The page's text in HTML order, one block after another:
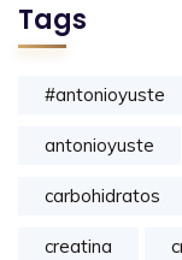
Tags
#antonioyuste
antonioyuste
carbohidratos
creatina